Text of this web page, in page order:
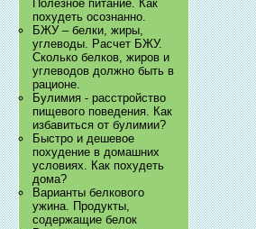
Полезное питание. Как
похудеть осознанно.
БЖУ – белки, жиры,
углеводы. Расчет БЖУ.
Сколько белков, жиров и
углеводов должно быть в
рационе.
Булимия - расстройство
пищевого поведения. Как
избавиться от булимии?
Быстро и дешевое
похудение в домашних
условиях. Как похудеть
дома?
Варианты белкового
ужина. Продукты,
содержащие белок